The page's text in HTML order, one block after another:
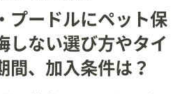
プードルにペット保
しない選び方やタイ
間、加入条件は？